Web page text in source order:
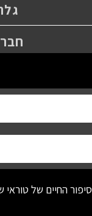
סיפור החיים של טוראי